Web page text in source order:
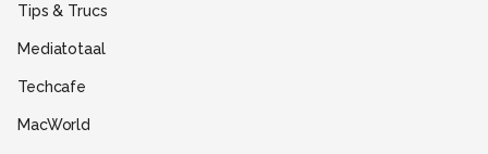
Tips & Trucs
Mediatotaal
Techcafe
MacWorld